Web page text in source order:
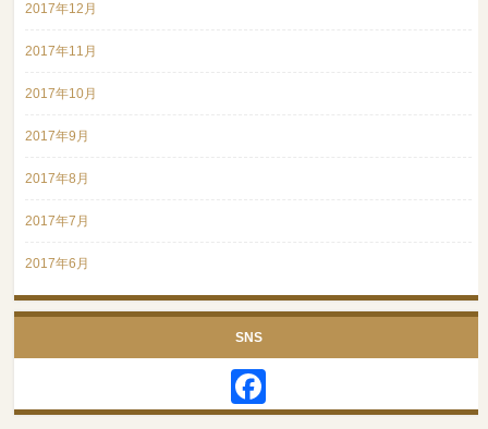
2017年12月
2017年11月
2017年10月
2017年9月
2017年8月
2017年7月
2017年6月
SNS